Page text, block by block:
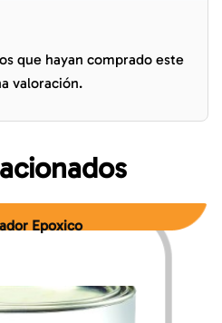
que hayan comprado este
valoración.
Epoxico